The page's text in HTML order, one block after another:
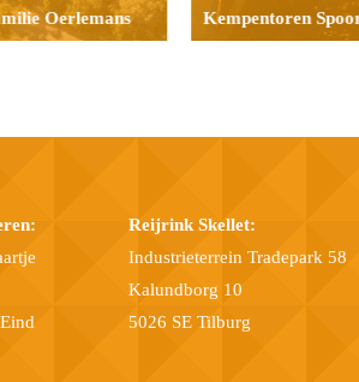
Oerlemans Kempentoren
Reijrink Skellet:
Industrieterrein Tradepark 58
Kalundborg 10
5026 SE Tilburg